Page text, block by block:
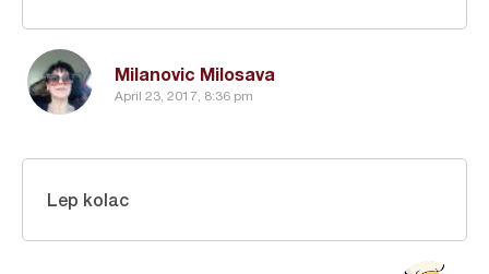
Milanovic Milosava
April 23, 2017, 8:36 pm
Lep kolac